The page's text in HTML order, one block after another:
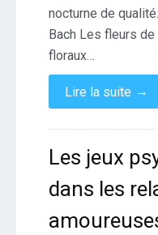
nocturne de
Bach Les fleurs
floraux…
Lire la suite →
Les jeux
dans les